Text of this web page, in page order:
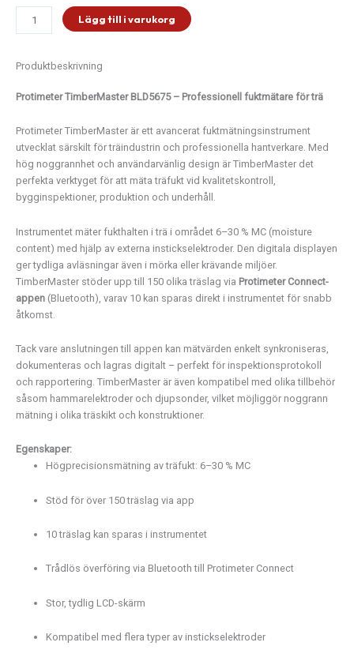
fuktmätare
trä
Lägg till i varukorg
Produktbeskrivning
ProtimeterTimberMaster BLD5675 – Professionell fuktmätare förträ
Protimeter TimberMaster är ett avancerat fuktmätningsinstrument
utvecklat särskilt förträindustrin och professionella hantverkare. Med
hög noggrannhet och användarvänlig design är TimberMaster det
perfekta verktyget för att mätaträfukt vid kvalitetskontroll,
bygginspektioner, produktion och underhåll.
Instrumentet mäter fukthalten iträ i området 6–30 % MC (moisture
content) med hjälp av externa instickselektroder. Den digitala displayen
gertydliga avläsningar även i mörka eller krävande miljöer.
TimberMaster stöder upptill 150 olikaträslag via Protimeter Connect-
appen (Bluetooth), varav 10 kan sparas direkt i instrumentet för snabb
åtkomst.
Tack vare anslutningentill appen kan mätvärden enkelt synkroniseras,
dokumenteras och lagras digitalt – perfekt för inspektionsprotokoll
och rapportering. TimberMaster är även kompatibel med olikatillbehör
såsom hammarelektroder och djupsonder, vilket möjliggör noggrann
mätning i olikaträskikt och konstruktioner.
Egenskaper:
Högprecisionsmätning avträfukt: 6–30 % MC
Stödför över 150träslagvia app
10träslag kan sparas i instrumentet
Trådlös överföringvia Bluetoothtill Protimeter Connect
Stor,tydlig LCD-skärm
Kompatibel medfleratyper av instickselektroder